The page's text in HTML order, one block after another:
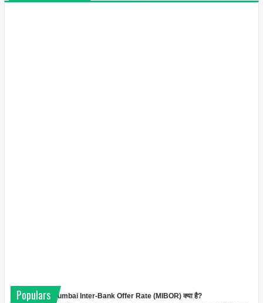
Populars
Mumbai Inter-Bank Offer Rate (MIBOR) क्या है?